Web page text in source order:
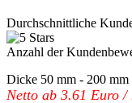
Durchschnittliche
Anzahl der
Dicke 50 mm - 200 mm
Netto ab 3.61 Euro /